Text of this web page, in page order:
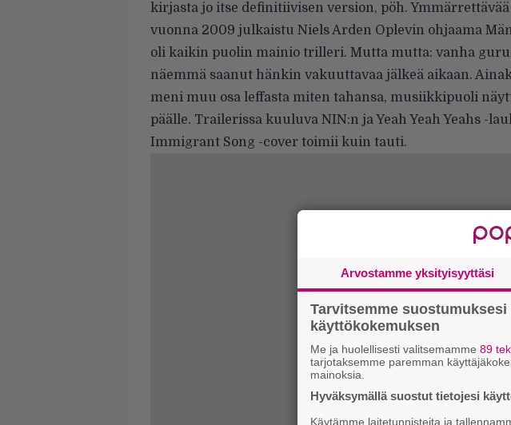
kirjasta jo itse definitiivisen version, pöh.
vuonna 2009 julkaistu Niels Arden Oplevin ohjaama
oli kaikin puolin mainio trilleri. Mutta mutta: vanha guru
näemmä saanut hänkin vakuuttavaa jälkeä aikaan.
meni muu osa leffasta miten tahansa, musiikkipuoli
päälle. Trailerissa kuuluva NIN:n ja Yeah Yeah Yeahs -
Immigrant Song -cover toimii kuin tauti.
Arvostamme yksityisyyttäsi
Tarvitsemme
käyttökokemuksen
Me ja huolellisesti valitsemamme 89
tarjotaksemme paremman
mainoksia.
Hyväksymällä suostut tietojesi
Käytämme laitetunnisteita ja